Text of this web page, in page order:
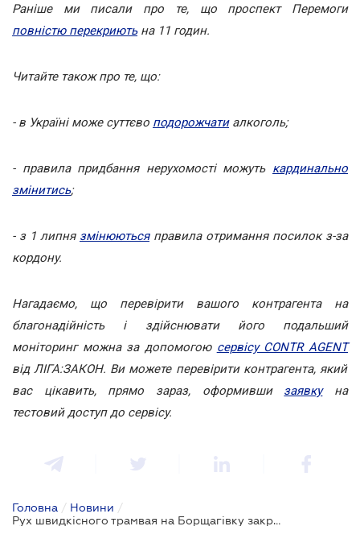
Раніше ми писали про те, що проспект Перемоги
повністю перекриютьна 11 годин.
Читайте також про те, що:
- в Україні може суттєво подорожчатиалкоголь;
- правила придбання нерухомості можуть кардинально
змінитись;
- з 1 липня змінюютьсяправила отримання посилок з-за
кордону.
Нагадаємо, що перевірити вашого контрагента на
благонадійність і здійснювати його подальший
моніторинг можна за допомогою сервісу CONTR AGENT
від ЛІГА:ЗАКОН. Ви можете перевірити контрагента, який
вас цікавить, прямо зараз, оформивши заявкуна
тестовий доступ до сервісу.
Головна / Новини /
Рух швидкісного трамвая на Борщагівку закриють на 6 місяців